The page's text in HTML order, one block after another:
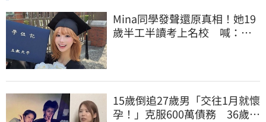
Mina同學發聲還原真相！她19
歲半工半讀考上名校 喊：不
15歲倒追27歲男「交往1月就懷
孕！」克服600萬債務 36歲美